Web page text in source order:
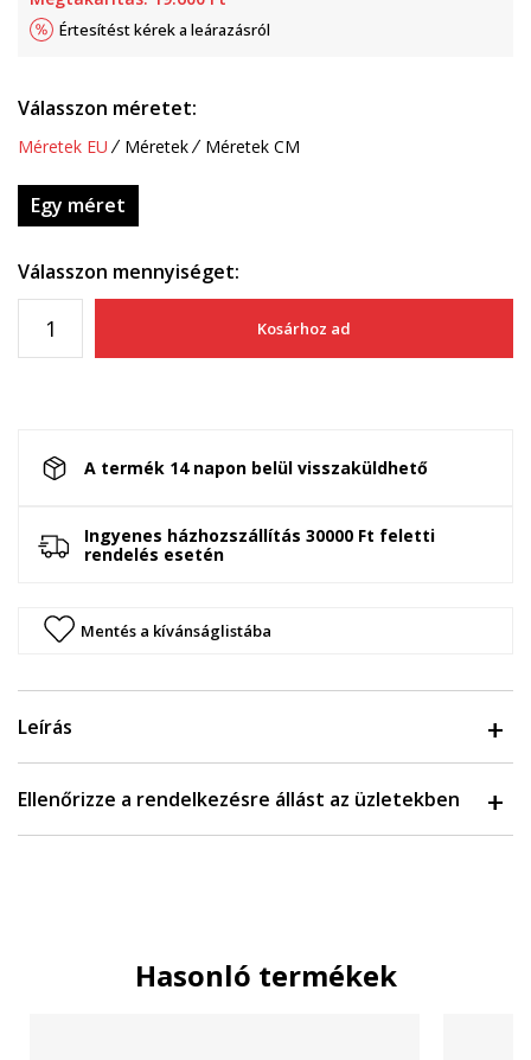
Értesítést kérek a leárazásról
Válasszon méretet:
Méretek EU Méretek Méretek CM
Egy méret
Válasszon mennyiséget:
Kosárhoz ad
A termék 14 napon belül visszaküldhető
Ingyenes házhozszállítás 30000 Ft feletti
rendelés esetén
Mentés a kívánságlistába
Leírás
Ellenőrizze a rendelkezésre állást az üzletekben
Hasonló termékek